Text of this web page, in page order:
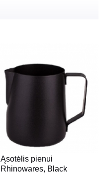
Ąsotėlis pienui
Rhinowares, Black